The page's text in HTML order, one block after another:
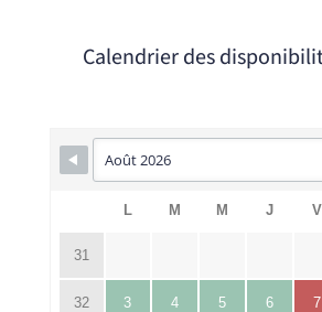
Calendrier des
L M M J V
31
32 3 4 5 6 7